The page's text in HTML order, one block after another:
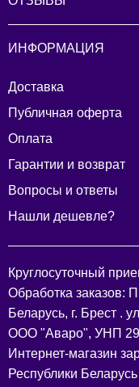
ИНФОРМАЦИЯ
Доставка
Публичная оферта
Оплата
Гарантии и возврат
Вопросы и ответы
Нашли дешевле?
Круглосуточный
Обработка заказов:
Беларусь, г. Брест .
ООО "Аваро", УНП
Интернет-магазин
Республики